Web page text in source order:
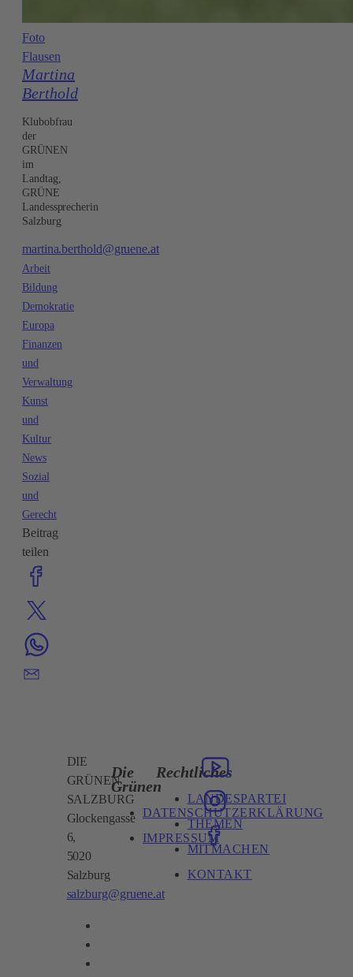
Foto
Flausen
Martina
Berthold
Klubobfrau
der
GRÜNEN
im
Landtag,
GRÜNE
Landessprecherin
Salzburg
martina.berthold@gruene.at
Arbeit
Bildung
Demokratie
Europa
Finanzen
und
Verwaltung
Kunst
und
Kultur
News
Sozial
und
Gerecht
Beitrag
teilen
DIE
GRÜNEN
SALZBURG
Glockengasse
6,
5020
Salzburg
salzburg@gruene.at
Die
Grünen
DATENSCHUTZERKLÄRUNG
IMPRESSUM
Rechtliches
LANDESPARTEI
THEMEN
MITMACHEN
KONTAKT